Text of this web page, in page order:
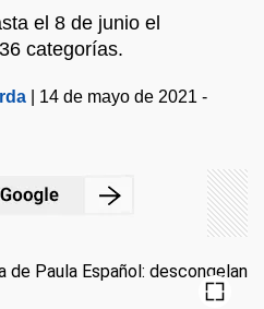
el 8 de junio el
categorías.
14 de mayo de 2021 -